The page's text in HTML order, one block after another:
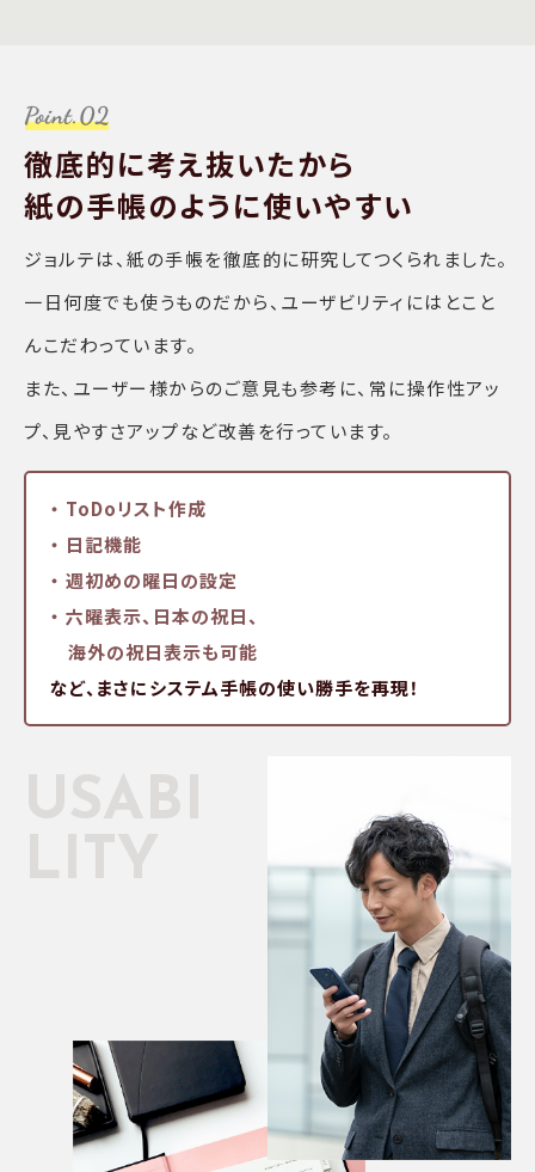
徹底的に考え抜いたから
紙の手帳のように使いやすい
ジョルテは、紙の手帳を徹底的に研究してつくられました。
一日何度でも使うものだから、ユーザビリティにはとこと
んこだわっています。
また、ユーザー様からのご意見も参考に、常に操作性アッ
プ、見やすさアップなど改善を行っています。
・ ToDoリスト作成
・ 日記機能
・ 週初めの曜日の設定
・ 六曜表示、日本の祝日、
海外の祝日表示も可能
など、まさにシステム手帳の使い勝手を再現！
USABI
LITY